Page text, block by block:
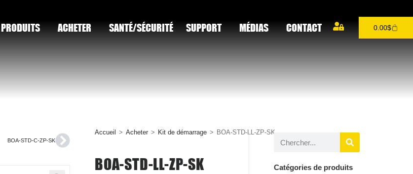
PRODUITS ACHETER SANTÉ/SÉCURITÉ SUPPORT MÉDIAS CONTACT 0.00$
BOA-STD-C-ZP-SK
Accueil > Acheter > Kit de démarrage > BOA-STD-LL-ZP-SK
BOA-STD-LL-ZP-SK Catégories de produits